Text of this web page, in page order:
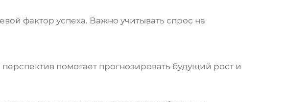
фактор успеха. Важно учитывать спрос на
помогает прогнозировать будущий рост и